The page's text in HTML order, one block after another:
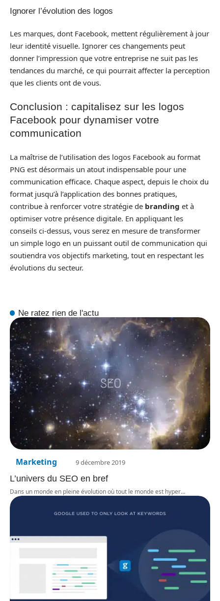
Ignorer l’évolution des logos
Les marques, dont Facebook, mettent régulièrement à jour
leur identité visuelle. Ignorer ces changements peut
donner l’impression que votre entreprise ne suit pas les
tendances du marché, ce qui pourrait affecter la perception
que les clients ont de vous.
Conclusion : capitalisez sur les logos
Facebook pour dynamiser votre
communication
La maîtrise de l’utilisation des logos Facebook au format
PNG est désormais un atout indispensable pour une
communication efficace. Chaque aspect, depuis le choix du
format jusqu’à l’application des bonnes pratiques,
contribue à renforcer votre stratégie de branding et à
optimiser votre présence digitale. En appliquant les
conseils ci-dessus, vous serez en mesure de transformer
un simple logo en un puissant outil de communication qui
soutiendra vos objectifs marketing, tout en respectant les
évolutions du secteur.
Ne ratez rien de l'actu
Marketing 9 décembre 2019
L’univers du SEO en bref
Dans un monde en pleine évolution où tout le monde est hyper…